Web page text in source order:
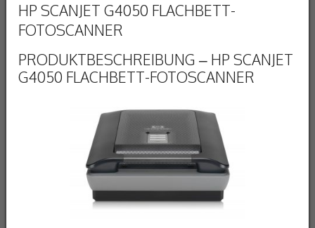
HP SCANJET G4050 FLACHBETT-
FOTOSCANNER
PRODUKTBESCHREIBUNG – HP SCANJET
G4050 FLACHBETT-FOTOSCANNER